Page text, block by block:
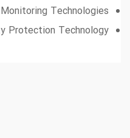
Technologies
Protection Technology